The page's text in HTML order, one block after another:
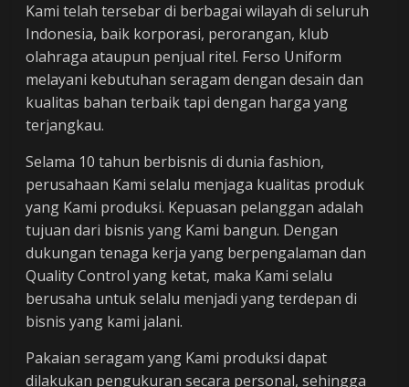
Kami telah tersebar di berbagai wilayah di seluruh
Indonesia, baik korporasi, perorangan, klub
olahraga ataupun penjual ritel. Ferso Uniform
melayani kebutuhan seragam dengan desain dan
kualitas bahan terbaik tapi dengan harga yang
terjangkau.
Selama 10 tahun berbisnis di dunia fashion,
perusahaan Kami selalu menjaga kualitas produk
yang Kami produksi. Kepuasan pelanggan adalah
tujuan dari bisnis yang Kami bangun. Dengan
dukungan tenaga kerja yang berpengalaman dan
Quality Control yang ketat, maka Kami selalu
berusaha untuk selalu menjadi yang terdepan di
bisnis yang kami jalani.
Pakaian seragam yang Kami produksi dapat
dilakukan pengukuran secara personal, sehingga